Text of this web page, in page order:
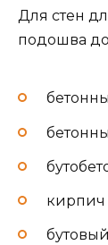
Для стен
подошва
кирпич